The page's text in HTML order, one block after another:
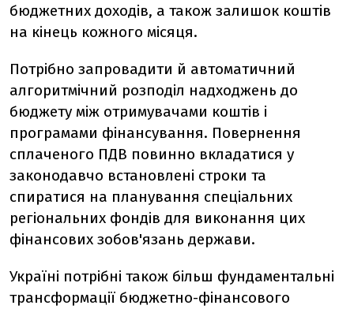
бюджетних доходів, а також залишок коштів
на кінець кожного місяця.
Потрібно запровадити й автоматичний
алгоритмічний розподіл надходжень до
бюджету між отримувачами коштів і
програмами фінансування. Повернення
сплаченого ПДВ повинно вкладатися у
законодавчо встановлені строки та
спиратися на планування спеціальних
регіональних фондів для виконання цих
фінансових зобов'язань держави.
Україні потрібні також більш фундаментальні
трансформації бюджетно-фінансового